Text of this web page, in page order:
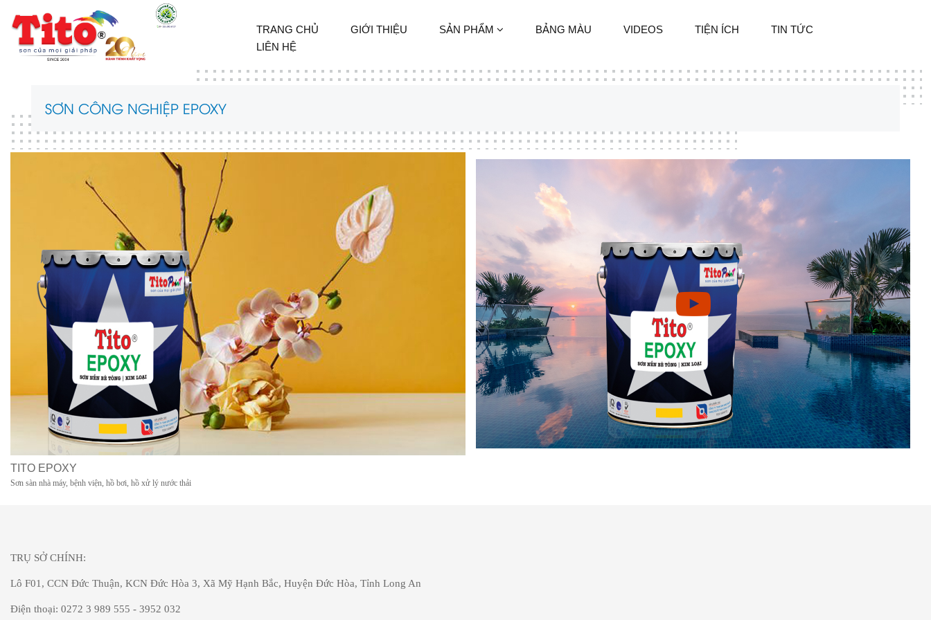
TRANG CHỦ GIỚI THIỆU SẢN PHẨM BẢNG MÀU VIDEOS TIỆN ÍCH
TIN TỨC
LIÊN HỆ
SƠN CÔNG NGHIỆP EPOXY
TITO EPOXY
Sơn sàn nhà máy, bệnh viện, hồ bơi, hồ xử lý nước thải
TRỤ SỞ CHÍNH:
Lô F01, CCN Đức Thuận, KCN Đức Hòa 3, Xã Mỹ Hạnh Bắc, Huyện Đức Hòa, Tỉnh Long An
Điện thoại: 0272 3 989 555 - 3952 032